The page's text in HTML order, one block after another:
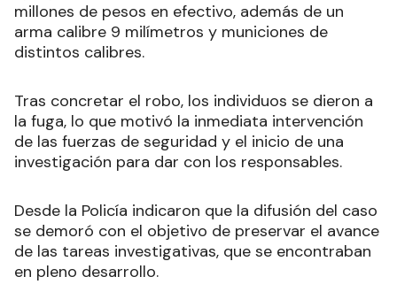
millones de pesos en efectivo, además de un
arma calibre 9 milímetros y municiones de
distintos calibres.
Tras concretar el robo, los individuos se dieron a
la fuga, lo que motivó la inmediata intervención
de las fuerzas de seguridad y el inicio de una
investigación para dar con los responsables.
Desde la Policía indicaron que la difusión del caso
se demoró con el objetivo de preservar el avance
de las tareas investigativas, que se encontraban
en pleno desarrollo.